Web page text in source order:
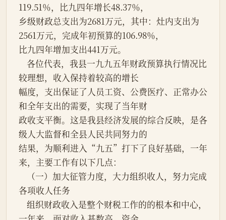
119.51％，比九四年增长48.37％，
乡级财政总支出为2681万元，其中：灶内支出为
2561万元，完成年初预算的106.98％，
比九四年增加支出441万元。
较理想，收入保持着较高的增长
幅度，支出保证了人员工资、公费医疗、正常办公
和全年支出的需要，实现了当年财
政收支平衡。这是我县经济发展的综合反映，是各
级人大监督和全县人民共同努力的
结果，为顺利进入“九五”打下了良好基础，一年
来，主要工作有以下几点：
各项收人任务